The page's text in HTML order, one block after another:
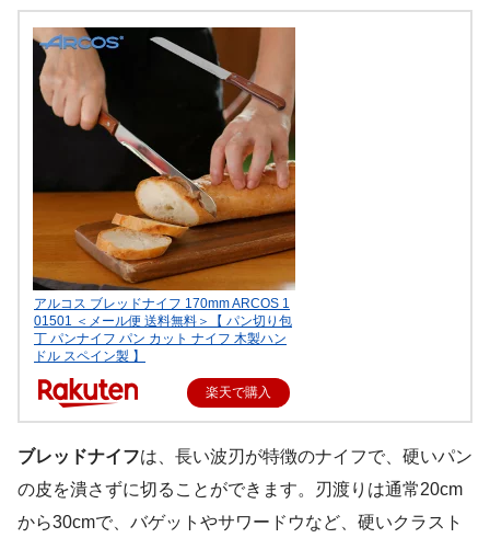
アルコス ブレッドナイフ 170mm ARCOS 1
01501 ＜メール便 送料無料＞【 パン切り包
丁 パンナイフ パン カット ナイフ 木製ハン
ドル スペイン製 】
楽天で購入
ブレッドナイフは、長い波刃が特徴のナイフで、硬いパン
の皮を潰さずに切ることができます。刃渡りは通常20cm
から30cmで、バゲットやサワードウなど、硬いクラスト